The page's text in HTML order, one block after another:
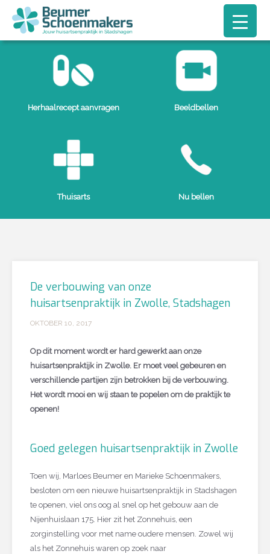
Herhaalrecept aanvragen Beeldbellen
Thuisarts Nu bellen
De verbouwing van onze
huisartsenpraktijk in Zwolle, Stadshagen
OKTOBER 10, 2017
Op dit moment wordt er hard gewerkt aan onze
huisartsenpraktijk in Zwolle. Er moet veel gebeuren en
verschillende partijen zijn betrokken bij de verbouwing.
Het wordt mooi en wij staan te popelen om de praktijk te
openen!
Goed gelegen huisartsenpraktijk in Zwolle
Toen wij, Marloes Beumer en Marieke Schoenmakers,
besloten om een nieuwe huisartsenpraktijk in Stadshagen
te openen, viel ons oog al snel op het gebouw aan de
Nijenhuislaan 175. Hier zit het Zonnehuis, een
zorginstelling voor met name oudere mensen. Zowel wij
als het Zonnehuis waren op zoek naar